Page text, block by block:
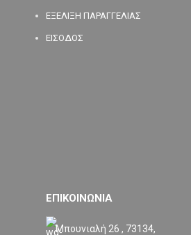
ΕΞΕΛΙΞΗ ΠΑΡΑΓΓΕΛΙΑΣ
ΕΙΣΟΔΟΣ
ΕΠΙΚΟΙΝΩΝΙΑ
Μπουνιαλή 26 , 73134,